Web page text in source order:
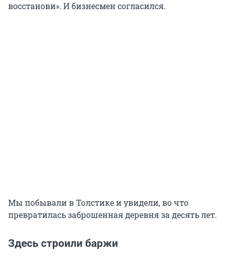
восстанови». И бизнесмен согласился.
Мы побывали в Толстике и увидели, во что
превратилась заброшенная деревня за десять лет.
Здесь строили баржи